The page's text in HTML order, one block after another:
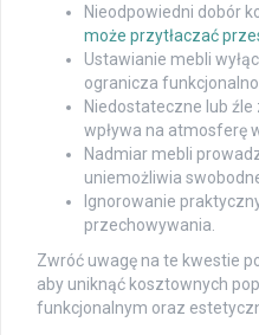
Nieodpowiedni dobór
może przytłaczać
Ustawianie mebli
ogranicza
Niedostateczne lub
wpływa na atmosferę
Nadmiar mebli
uniemożliwia
Ignorowanie
przechowywania.
Zwróć uwagę na te kwestie
aby uniknąć kosztownych
funkcjonalnym oraz